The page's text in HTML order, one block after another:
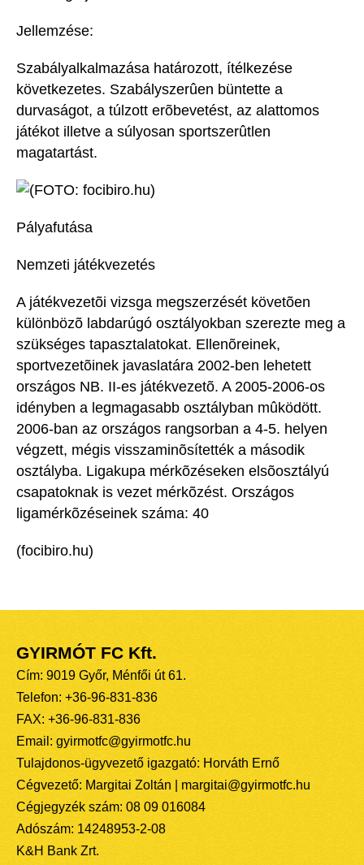
Jellemzése:
Szabályalkalmazása határozott, ítélkezése
következetes. Szabályszerûen büntette a
durvaságot, a túlzott erõbevetést, az alattomos
játékot illetve a súlyosan sportszerûtlen
magatartást.
(FOTO: focibiro.hu)
Pályafutása
Nemzeti játékvezetés
A játékvezetõi vizsga megszerzését követõen
különbözõ labdarúgó osztályokban szerezte meg a
szükséges tapasztalatokat. Ellenõreinek,
sportvezetõinek javaslatára 2002-ben lehetett
országos NB. II-es játékvezetõ. A 2005-2006-os
idényben a legmagasabb osztályban mûködött.
2006-ban az országos rangsorban a 4-5. helyen
végzett, mégis visszaminõsítették a második
osztályba. Ligakupa mérkõzéseken elsõosztályú
csapatoknak is vezet mérkõzést. Országos
ligamérkõzéseinek száma: 40
(focibiro.hu)
GYIRMÓT FC Kft.
Cím: 9019 Győr, Ménfői út 61.
Telefon: +36-96-831-836
FAX: +36-96-831-836
Email: gyirmotfc@gyirmotfc.hu
Tulajdonos-ügyvezető igazgató: Horváth Ernő
Cégvezető: Margitai Zoltán | margitai@gyirmotfc.hu
Cégjegyzék szám: 08 09 016084
Adószám: 14248953-2-08
K&H Bank Zrt.